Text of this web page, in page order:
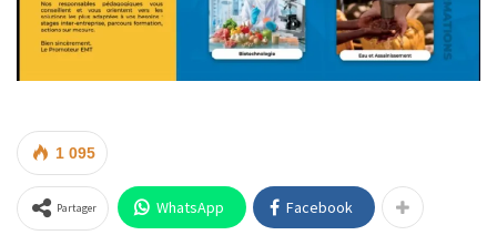
1 095
Partager WhatsApp Facebook